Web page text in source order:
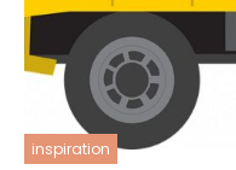
inspiration